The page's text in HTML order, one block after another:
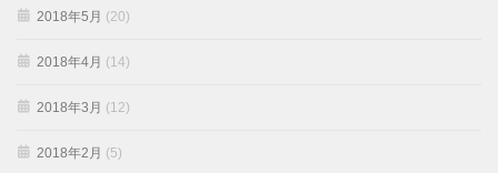
2018年5月 (20)
2018年4月 (14)
2018年3月 (12)
2018年2月 (5)